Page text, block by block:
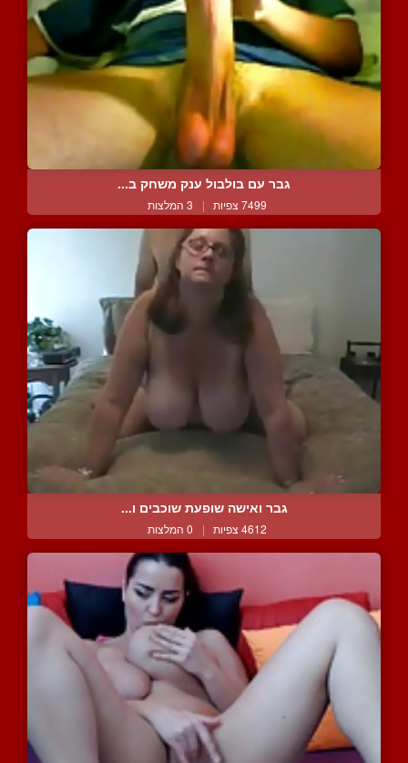
גבר עם בולבול ענק משחק ב...
7499 צפיות | 3 המלצות
גבר ואישה שופעת שוכבים ו...
4612 צפיות | 0 המלצות